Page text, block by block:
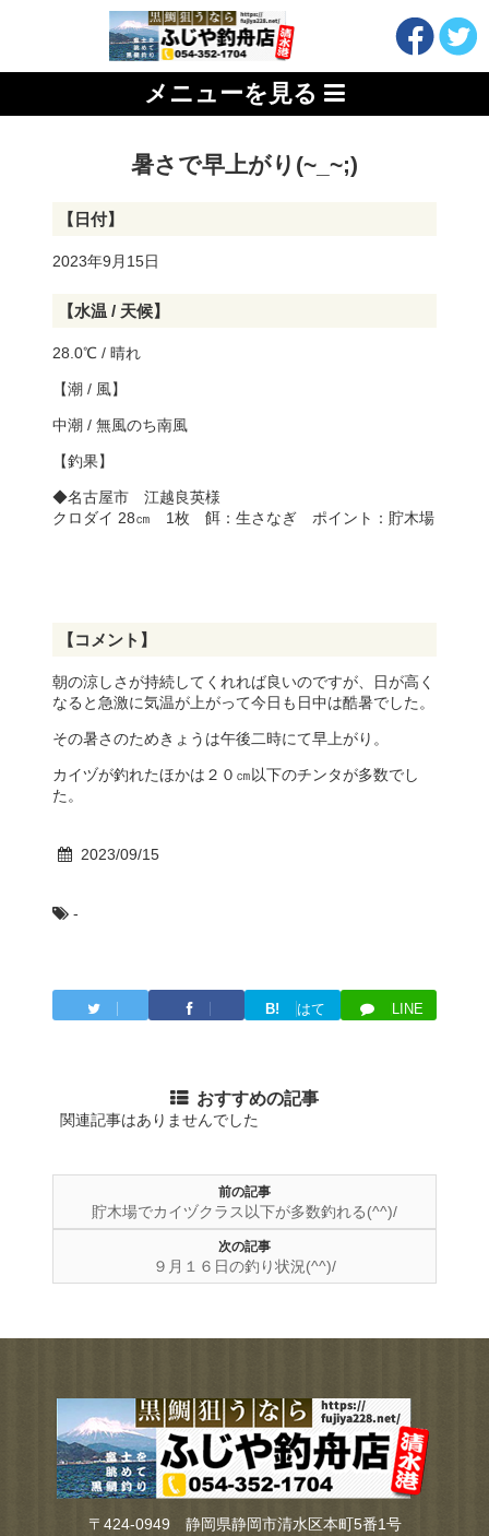
メニューを見る
暑さで早上がり(~_~;)
【日付】
2023年9月15日
【水温 / 天候】
28.0℃ / 晴れ
【潮 / 風】
中潮 / 無風のち南風
【釣果】
◆名古屋市 江越良英様
クロダイ 28㎝ 1枚 餌：生さなぎ ポイント：貯木場
【コメント】
朝の涼しさが持続してくれれば良いのですが、日が高く
なると急激に気温が上がって今日も日中は酷暑でした。
その暑さのためきょうは午後二時にて早上がり。
カイヅが釣れたほかは２０㎝以下のチンタが多数でし
た。
2023/09/15
-
B!
はて
LINE
おすすめの記事
関連記事はありませんでした
前の記事
貯木場でカイヅクラス以下が多数釣れる(^^)/
次の記事
９月１６日の釣り状況(^^)/
〒424-0949 静岡県静岡市清水区本町5番1号